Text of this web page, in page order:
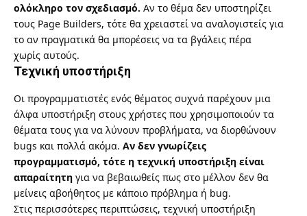
ολόκληρο τον σχεδιασμό. Αν το θέμα δεν υποστηρίζει
τους Page Builders, τότε θα χρειαστεί να αναλογιστείς για
το αν πραγματικά θα μπορέσεις να τα βγάλεις πέρα
χωρίς αυτούς.
Τεχνική υποστήριξη
Οι προγραμματιστές ενός θέματος συχνά παρέχουν μια
άλφα υποστήριξη στους χρήστες που χρησιμοποιούν τα
θέματα τους για να λύνουν προβλήματα, να διορθώνουν
bugs και πολλά ακόμα. Αν δεν γνωρίζεις
προγραμματισμό, τότε η τεχνική υποστήριξη είναι
απαραίτητη για να βεβαιωθείς πως στο μέλλον δεν θα
μείνεις αβοήθητος με κάποιο πρόβλημα ή bug.
Στις περισσότερες περιπτώσεις, τεχνική υποστήριξη